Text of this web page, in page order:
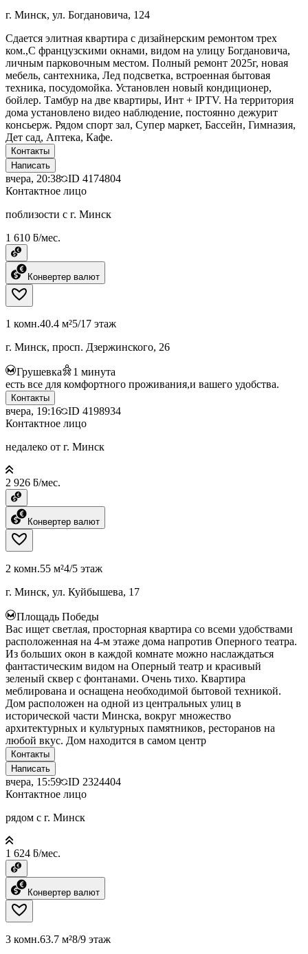
г. Минск, ул. Богдановича, 124
Сдается элитная квартира с дизайнерским ремонтом трех
ком.,С французскими окнами, видом на улицу Богдановича,
личным парковочным местом. Полный ремонт 2025г, новая
мебель, сантехника, Лед подсветка, встроенная бытовая
техника, посудомойка. Установлен новый кондиционер,
бойлер. Тамбур на две квартиры, Инт + IPTV. На территория
дома установлено видео наблюдение, постоянно дежурит
консьерж. Рядом спорт зал, Супер маркет, Бассейн, Гимназия,
Дет сад, Аптека, Кафе.
Контакты
Написать
вчера, 20:38 ID 4174804
Контактное лицо
поблизости с г. Минск
1 610 ƃ/мес.
Конвертер валют
1 комн.40.4 м²5/17 этаж
г. Минск, просп. Дзержинского, 26
Грушевка 1 минута
есть все для комфортного проживания,и вашего удобства.
Контакты
вчера, 19:16 ID 4198934
Контактное лицо
недалеко от г. Минск
2 926 ƃ/мес.
Конвертер валют
2 комн.55 м²4/5 этаж
г. Минск, ул. Куйбышева, 17
Площадь Победы
Вас ищет светлая, просторная квартира со всеми удобствами
расположенная на 4-м этаже дома напротив Оперного театра.
Из больших окон в каждой комнате можно наслаждаться
фантастическим видом на Оперный театр и красивый
зеленый сквер с фонтанами. Очень тихо. Квартира
меблирована и оснащена необходимой бытовой техникой.
Дом расположен на одной из центральных улиц в
исторической части Минска, вокруг множество
архитектурных и культурных памятников, ресторанов на
любой вкус. Дом находится в самом центр
Контакты
Написать
вчера, 15:59 ID 2324404
Контактное лицо
рядом с г. Минск
1 624 ƃ/мес.
Конвертер валют
3 комн.63.7 м²8/9 этаж